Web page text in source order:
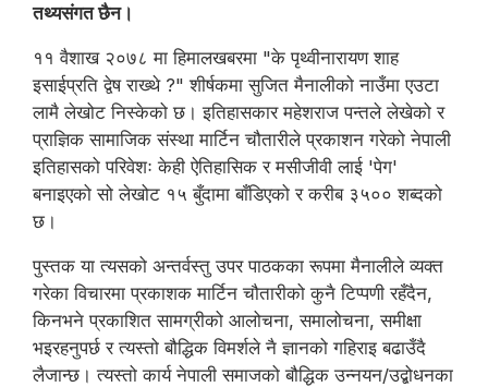
तथ्यसंगत छैन।
११ वैशाख २०७८ मा हिमालखबरमा "के पृथ्वीनारायण शाह
इसाईप्रति द्वेष राख्थे ?" शीर्षकमा सुजित मैनालीको नाउँमा एउटा
लामै लेखोट निस्केको छ। इतिहासकार महेशराज पन्तले लेखेको र
प्राज्ञिक सामाजिक संस्था मार्टिन चौतारीले प्रकाशन गरेको नेपाली
इतिहासको परिवेशः केही ऐतिहासिक र मसीजीवी लाई 'पेग'
बनाइएको सो लेखोट १५ बुँदामा बाँडिएको र करीब ३५०० शब्दको
छ।
पुस्तक या त्यसको अन्तर्वस्तु उपर पाठकका रूपमा मैनालीले व्यक्त
गरेका विचारमा प्रकाशक मार्टिन चौतारीको कुनै टिप्पणी रहँदैन,
किनभने प्रकाशित सामग्रीको आलोचना, समालोचना, समीक्षा
भइरहनुपर्छ र त्यस्तो बौद्धिक विमर्शले नै ज्ञानको गहिराइ बढाउँदै
लैजान्छ। त्यस्तो कार्य नेपाली समाजको बौद्धिक उन्नयन/उद्बोधनका